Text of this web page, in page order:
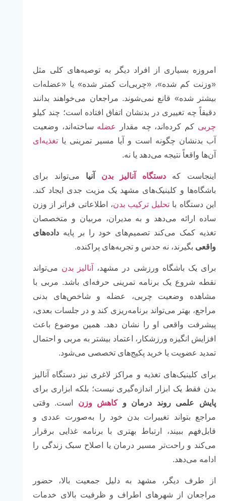
امروزه بسیاری از افراد دیگر به توصیه‌های کلی مثل
«وزنت کم شده»، «چربی‌ات کمتر شده» یا «عضله‌ات
بیشتر شده» قانع نمی‌شوند. مراجعان می‌خواهند بدانند
دقیقاً چه تغییری در بدنشان اتفاق افتاده است؛ چند کیلو
چربی کم کرده‌اند، چه مقدار عضله ساخته‌اند، وضعیت
آب بدنشان چگونه است و آیا مسیر تمرینی یاتغذیه‌ای
آن‌ها واقعاً نتیجه می‌دهد یا نه.
اینجاست کهدستگاه آنالیز بدن آنیا می‌تواند برای
باشگاه‌ها و کلینیک‌های مشهد یک مزیت جدی ایجاد کند.
این دستگاه با تحلیل ترکیب بدن، اطلاعاتی فراتر از وزن
ساده ارائه می‌دهد و به مدیران، مربیان و متخصصان
تغذیه کمک می‌کند تصمیم‌های خود را بر پایهداده‌های
واقعی بگیرند، نه حدس و تجربه‌های پراکنده.
برای یک باشگاه ورزشی در مشهد، آنالیز بدن می‌تواند
نقطه شروع یک برنامه تمرینی حرفه‌ای باشد. مربی با
مشاهده وضعیت چربی، عضله و شاخص‌های بدنی
مراجع، بهتر می‌تواند برنامه‌ریزی کند و در جلسات بعدی،
پیشرفت واقعی او را نشان دهد. همین موضوع باعث
افزایش انگیزه ورزشکار، اعتماد بیشتر به مربی و احتمال
تمدید عضویت یا خرید پکیج‌های تخصصی می‌شود.
برای کلینیک‌های تغذیه و مراکز لاغری نیز دستگاه آنالیز
بدن فقط یک ابزار اندازه‌گیری نیست؛ بلکه ابزاری برای
پایش علمی روند درمان وکاهش وزن است. وقتی
مراجع بتواند تغییرات بدن خود را به‌صورت عددی و
قابل‌فهم ببیند، ارتباط بهتری با برنامه غذایی برقرار
می‌کند و راحت‌تر مسیر درمان یا اصلاح سبک زندگی را
ادامه می‌دهد.
از طرف دیگر، مشهد به دلیل جمعیت بالا، حضور
مراجعان از شهرهای اطراف و ظرفیت بالای خدمات